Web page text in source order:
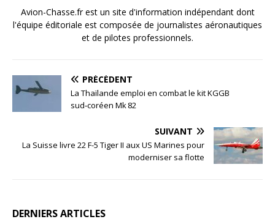
Avion-Chasse.fr est un site d'information indépendant dont
l'équipe éditoriale est composée de journalistes aéronautiques
et de pilotes professionnels.
PRÉCÉDENT
La Thaïlande emploi en combat le kit KGGB
sud‑coréen Mk 82
SUIVANT
La Suisse livre 22 F-5 Tiger II aux US Marines pour
moderniser sa flotte
DERNIERS ARTICLES